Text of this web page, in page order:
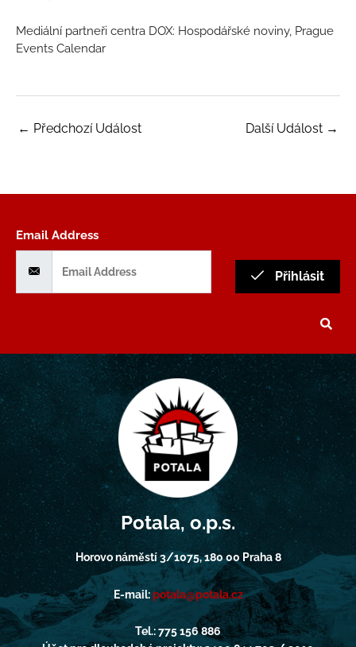
Mediální partneři centra DOX: Hospodářské noviny, Prague
Events Calendar
← Předchozí Událost Další Událost →
Email Address
Přihlásit
Potala, o.p.s.
Horovo náměstí 3/1075, 180 00 Praha 8
E-mail:potala@potala.cz
Tel.: 775 156 886